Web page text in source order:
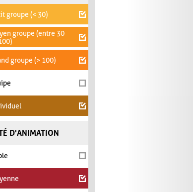
groupe (< 30)
groupe (entre 30
groupe (> 100)
D'ANIMATION